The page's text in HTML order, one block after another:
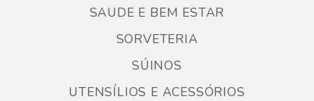
SAUDE E BEM ESTAR
SORVETERIA
SÚINOS
UTENSÍLIOS E ACESSÓRIOS